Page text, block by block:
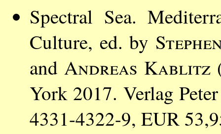
Spectral Sea.
Culture, ed. by
and Andreas Kablitz
York 2017. Verlag
4331-4322-9, EUR